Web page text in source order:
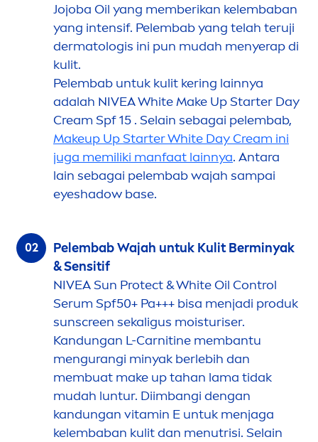
Jojoba Oil yang memberikan kelembaban
yang intensif. Pelembab yang telah teruji
dermatologis ini pun mudah menyerap di
kulit.
Pelembab untuk kulit kering lainnya
adalah NIVEAWhiteMake Up Starter Day
Cream Spf 15 . Selain sebagai pelembab,
Makeup Up StarterWhite Day Cream ini
juga memiliki manfaat lainnya. Antara
lain sebagai pelembab wajah sampai
eyeshadow base.
Pelembab Wajah untuk Kulit Berminyak
& Sensitif
NIVEASun Protect&WhiteOil Control
Serum Spf50+ Pa+++ bisa menjadi produk
sunscreen sekaligus moisturiser.
Kandungan L-Carnitine membantu
mengurangi minyak berlebih dan
membuat make up tahan lama tidak
mudah luntur. Diimbangi dengan
kandungan vitamin E untuk menjaga
kelembaban kulit dan menutrisi. Selain